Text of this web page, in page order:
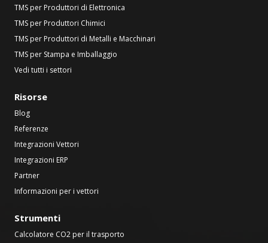
TMS per Produttori di Elettronica
TMS per Produttori Chimici
TMS per Produttori di Metalli e Macchinari
TMS per Stampa e Imballaggio
Vedi tutti i settori
Risorse
Blog
Referenze
Integrazioni Vettori
Integrazioni ERP
Partner
Informazioni per i vettori
Strumenti
Calcolatore CO2 per il trasporto